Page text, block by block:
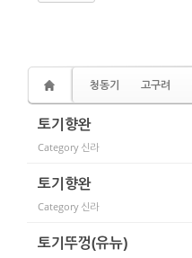
청동기 고구려
토기향완
Category 신라
토기향완
Category 신라
토기뚜껑(유뉴)